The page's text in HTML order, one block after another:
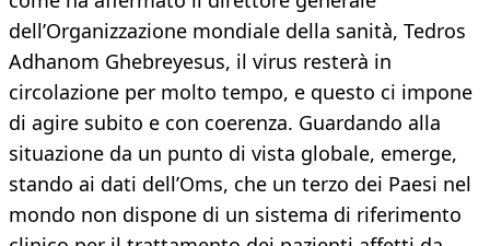
dell’Organizzazione mondiale della sanità, Tedros
Adhanom Ghebreyesus, il virus resterà in
circolazione per molto tempo, e questo ci impone
di agire subito e con coerenza. Guardando alla
situazione da un punto di vista globale, emerge,
stando ai dati dell’Oms, che un terzo dei Paesi nel
mondo non dispone di un sistema di riferimento